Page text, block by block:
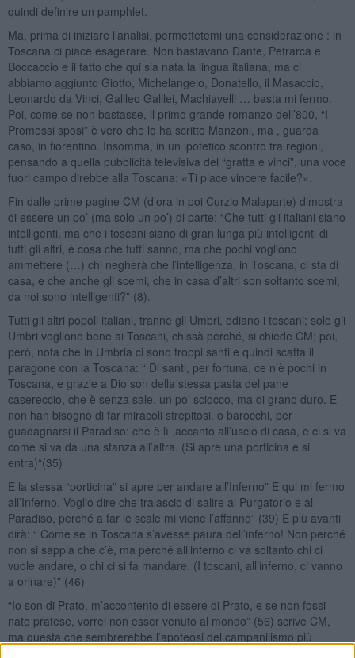
quindi definire un pamphlet.
Ma, prima di iniziare l’analisi, permettetemi una considerazione : in
Toscana ci piace esagerare. Non bastavano Dante, Petrarca e
Boccaccio e il fatto che qui sia nata la lingua italiana, ma ci
abbiamo aggiunto Giotto, Michelangelo, Donatello, il Masaccio,
Leonardo da Vinci, Galileo Galilei, Machiavelli … basta mi fermo.
Poi, come se non bastasse, il primo grande romanzo dell’800, “I
Promessi sposi” è vero che lo ha scritto Manzoni, ma , guarda
caso, in fiorentino. Insomma, in un ipotetico scontro tra regioni,
pensando a quella pubblicità televisiva del “gratta e vinci”, una voce
fuori campo direbbe alla Toscana: «Ti piace vincere facile?».
Fin dalle prime pagine CM (d’ora in poi Curzio Malaparte) dimostra
di essere un po’ (ma solo un po’) di parte: “Che tutti gli italiani siano
intelligenti, ma che i toscani siano di gran lunga più intelligenti di
tutti gli altri, è cosa che tutti sanno, ma che pochi vogliono
ammettere (…) chi negherà che l’intelligenza, in Toscana, ci sta di
casa, e che anche gli scemi, che in casa d’altri son soltanto scemi,
da noi sono intelligenti?” (8).
Tutti gli altri popoli italiani, tranne gli Umbri, odiano i toscani; solo gli
Umbri vogliono bene ai Toscani, chissà perché, si chiede CM; poi,
però, nota che in Umbria ci sono troppi santi e quindi scatta il
paragone con la Toscana: “ Di santi, per fortuna, ce n’è pochi in
Toscana, e grazie a Dio son della stessa pasta del pane
casereccio, che è senza sale, un po’ sciocco, ma di grano duro. E
non han bisogno di far miracoli strepitosi, o barocchi, per
guadagnarsi il Paradiso: che è lì ,accanto all’uscio di casa, e ci si va
come si va da una stanza all’altra. (Si apre una porticina e si
entra)“(35)
E la stessa “porticina” si apre per andare all’Inferno” E qui mi fermo
all’Inferno. Voglio dire che tralascio di salire al Purgatorio e al
Paradiso, perché a far le scale mi viene l’affanno” (39) E più avanti
dirà: “ Come se in Toscana s’avesse paura dell’inferno! Non perché
non si sappia che c’è, ma perché all’inferno ci va soltanto chi ci
vuole andare, o chi ci si fa mandare. (I toscani, all’inferno, ci vanno
a orinare)” (46)
“Io son di Prato, m’accontento di essere di Prato, e se non fossi
nato pratese, vorrei non esser venuto al mondo” (56) scrive CM,
ma questa che sembrerebbe l’apoteosi del campanilismo più